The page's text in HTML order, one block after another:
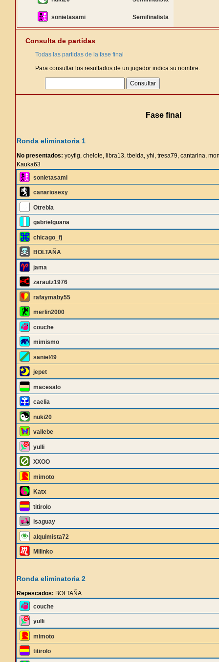
sonietasami Semifinalista
Consulta de partidas
Todas las partidas de la fase final
Para consultar los resultados de un jugador indica su nombre:
Fase final
Ronda eliminatoria 1
No presentados: yoyfig, chelote, libra13, tbelda, yhi, tresa79, cantarina,
Kauka63
sonietasami
canariosexy
Otrebla
gabrielguana
chicago_fj
BOLTAÑA
jama
zarautz1976
rafaymaby55
merlin2000
couche
mimismo
saniel49
jepet
macesalo
caelia
nuki20
vallebe
yulli
XXOO
mimoto
Katx
titirolo
isaguay
alquimista72
Milinko
Ronda eliminatoria 2
Repescados: BOLTAÑA
couche
yulli
mimoto
titirolo